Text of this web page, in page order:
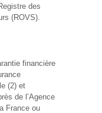
des
(ROVS).
financière
(2) et
de l’Agence
France ou